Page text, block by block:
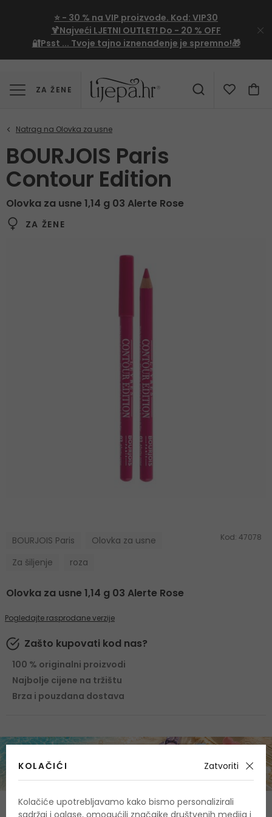
⭐ - 30 % na VIP proizvode. Kod: VIP30
🍹Najveći LJETNI OUTLET! Do - 20 % OFF
🔐Psst ... Tvoje tajno iznenađenje je spremno!🎁
ZA ŽENE
BOURJOIS Paris
Contour Edition
Olovka za usne 1,14 g 03 Alerte Rose
ZA ŽENE
BOURJOIS Paris
Olovka za usne
Za šiljenje
roza
Kod: 47078
Olovka za usne 1,14 g 03 Alerte Rose
Pogledajte rasprodane verzije
Zašto kupovati kod nas?
100 % originalni proizvodi
Najbolje cijene na tržištu
Brza i pouzdana dostava
O proizvodu
KOLAČIĆI Zatvoriti
Kolačiće upotrebljavamo kako bismo personalizirali
sadržaj i oglase, omogućili značajke društvenih medija i